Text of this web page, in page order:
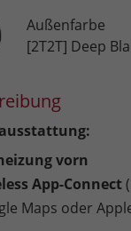
Außenfarbe
[2T2T] Deep
vorn
App-Connect(
Maps oder